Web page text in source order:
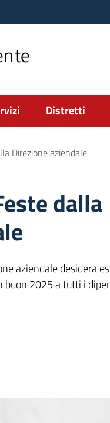
Distretti
Direzione aziendale
dalla
aziendale desidera
buon 2025 a tutti i